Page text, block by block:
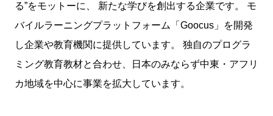
る”をモットーに、 新たな学びを創出する企業です。 モ
バイルラーニングプラットフォーム「Goocus」を開発
し企業や教育機関に提供しています。 独自のプログラ
ミング教育教材と合わせ、日本のみならず中東・アフリ
カ地域を中心に事業を拡大しています。